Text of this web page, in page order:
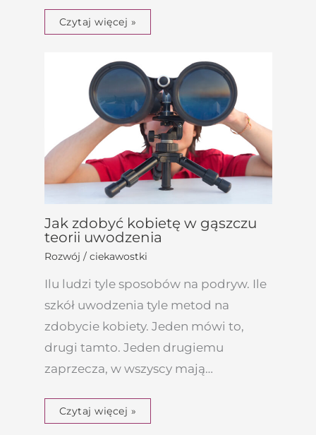
Czytaj więcej »
Jak zdobyć kobietę w gąszczu
teorii uwodzenia
Rozwój / ciekawostki
Ilu ludzi tyle sposobów na podryw. Ile
szkół uwodzenia tyle metod na
zdobycie kobiety. Jeden mówi to,
drugi tamto. Jeden drugiemu
zaprzecza, w wszyscy mają…
Czytaj więcej »